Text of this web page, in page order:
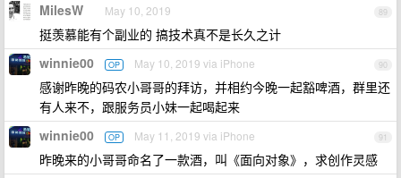
89
MilesW May 10, 2019
挺羡慕能有个副业的 搞技术真不是长久之计
90
winnie00 OP May 10, 2019 via iPhone
感谢昨晚的码农小哥哥的拜访，并相约今晚一起豁啤酒，群里还
有人来不，跟服务员小妹一起喝起来
91
winnie00 OP May 11, 2019 via iPhone
昨晚来的小哥哥命名了一款酒，叫《面向对象》，求创作灵感